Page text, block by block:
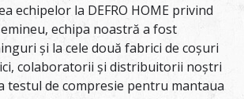
echipelor la DEFRO HOME privind
echipa noastră a fost
și la cele două fabrici de coșuri
colaboratorii și distribuitorii noștri
testul de compresie pentru mantaua